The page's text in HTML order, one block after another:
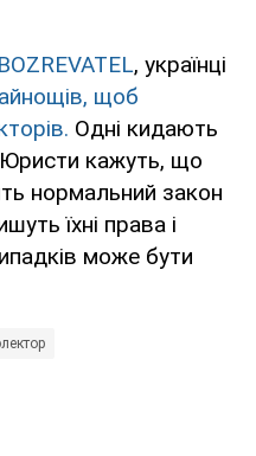
, українці
щоб
Одні кидають
Юристи кажуть, що
нормальний закон
їхні права і
може бути